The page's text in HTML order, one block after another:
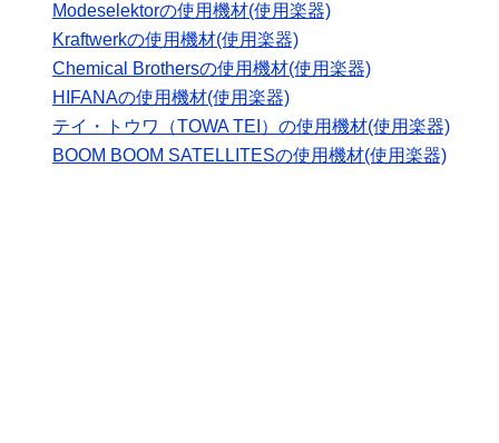
Modeselektorの使用機材(使用楽器)
Kraftwerkの使用機材(使用楽器)
Chemical Brothersの使用機材(使用楽器)
HIFANAの使用機材(使用楽器)
テイ・トウワ（TOWA TEI）の使用機材(使用楽器)
BOOM BOOM SATELLITESの使用機材(使用楽器)